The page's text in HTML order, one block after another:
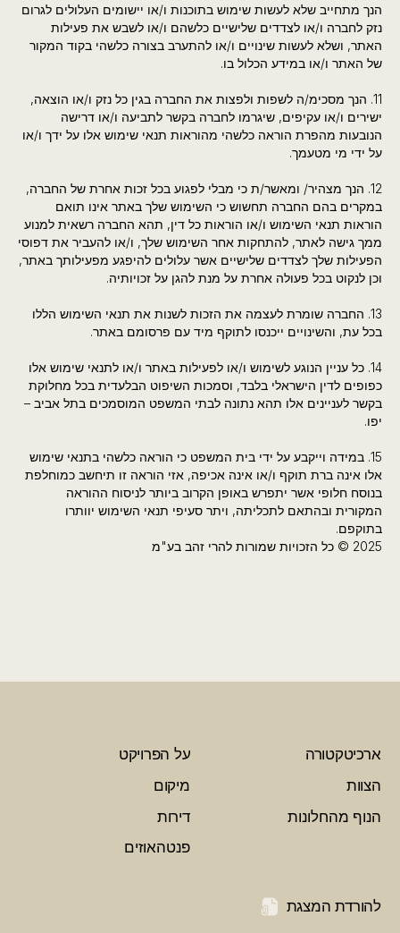
הנך מתחייב שלא לעשות שימוש בתוכנות ו/או יישומים העלולים לגרום
נזק לחברה ו/או לצדדים שלישיים כלשהם ו/או לשבש את פעילות
האתר, ושלא לעשות שינויים ו/או להתערב בצורה כלשהי בקוד המקור
של האתר ו/או במידע הכלול בו.
11. הנך מסכימ/ה לשפות ולפצות את החברה בגין כל נזק ו/או הוצאה,
ישירים ו/או עקיפים, שיגרמו לחברה בקשר לתביעה ו/או דרישה
הנובעות מהפרת הוראה כלשהי מהוראות תנאי שימוש אלו על ידך ו/או
על ידי מי מטעמך.
12. הנך מצהיר/ ומאשר/ת כי מבלי לפגוע בכל זכות אחרת של החברה,
במקרים בהם החברה תחשוש כי השימוש שלך באתר אינו תואם
הוראות תנאי השימוש ו/או הוראות כל דין, תהא החברה רשאית למנוע
ממך גישה לאתר, להתחקות אחר השימוש שלך, ו/או להעביר את דפוסי
הפעילות שלך לצדדים שלישיים אשר עלולים להיפגע מפעילותך באתר,
וכן לנקוט בכל פעולה אחרת על מנת להגן על זכויותיה.
13. החברה שומרת לעצמה את הזכות לשנות את תנאי השימוש הללו
בכל עת, והשינויים ייכנסו לתוקף מיד עם פרסומם באתר.
14. כל עניין הנוגע לשימוש ו/או לפעילות באתר ו/או לתנאי שימוש אלו
כפופים לדין הישראלי בלבד, וסמכות השיפוט הבלעדית בכל מחלוקת
בקשר לעניינים אלו תהא נתונה לבתי המשפט המוסמכים בתל אביב –
יפו.
15. במידה וייקבע על ידי בית המשפט כי הוראה כלשהי בתנאי שימוש
אלו אינה ברת תוקף ו/או אינה אכיפה, אזי הוראה זו תיחשב כמוחלפת
בנוסח חלופי אשר יתפרש באופן הקרוב ביותר לניסוח ההוראה
המקורית ובהתאם לתכליתה, ויתר סעיפי תנאי השימוש יוותרו
בתוקפם.
2025 © כל הזכויות שמורות להרי זהב בע"מ
+972 765995958 דפנה 27, לשם/עלי זהב,